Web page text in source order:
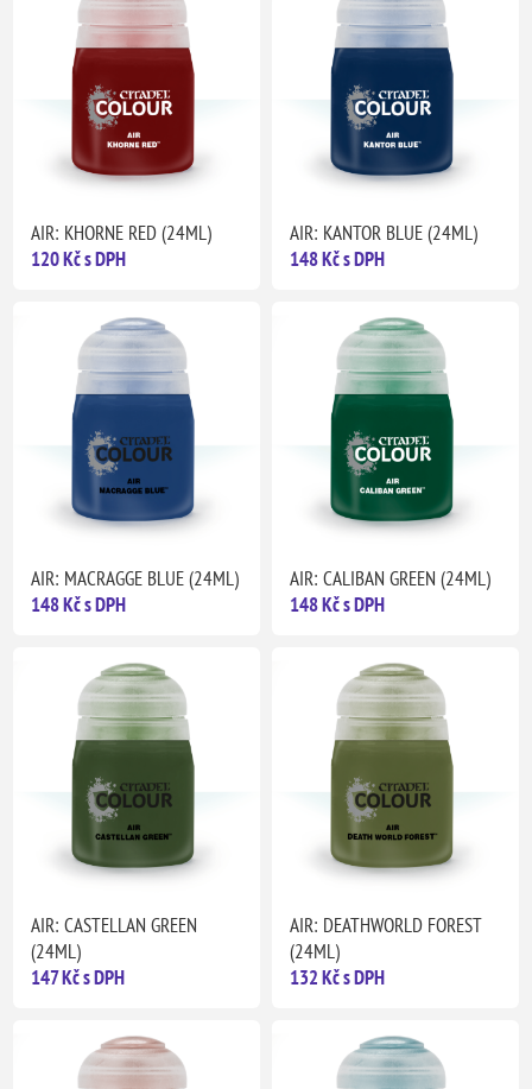
AIR: KHORNE RED (24ML)
120 Kč s DPH
AIR: KANTOR BLUE (24ML)
148 Kč s DPH
AIR: MACRAGGE BLUE (24ML)
148 Kč s DPH
AIR: CALIBAN GREEN (24ML)
148 Kč s DPH
AIR: CASTELLAN GREEN
(24ML)
147 Kč s DPH
AIR: DEATHWORLD FOREST
(24ML)
132 Kč s DPH